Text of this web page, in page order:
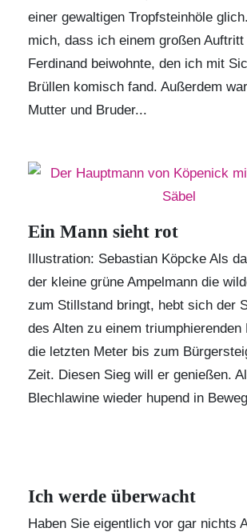
einer gewaltigen Tropfsteinhöle
mich, dass ich einem großen
Ferdinand beiwohnte, den ich mit
Brüllen komisch fand. Außerdem
Mutter und Bruder...
Ein Mann sieht rot
Illustration: Sebastian Köpcke Als
der kleine grüne Ampelmann die
zum Stillstand bringt, hebt sich der
des Alten zu einem triumphierenden
die letzten Meter bis zum
Zeit. Diesen Sieg will er genießen.
Blechlawine wieder hupend in
Ich werde überwacht
Haben Sie eigentlich vor gar nichts